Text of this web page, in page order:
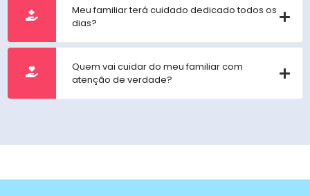
Meu familiar terá cuidado dedicado todos os
dias?
Quem vai cuidar do meu familiar com
atenção de verdade?